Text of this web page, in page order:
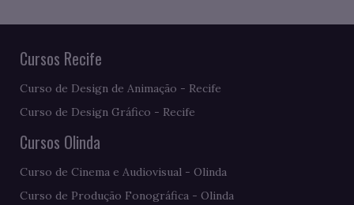
Cursos Recife
Curso de Design de Animação - Recife
Curso de Design Gráfico - Recife
Cursos Olinda
Curso de Cinema e Audiovisual - Olinda
Curso de Produção Fonográfica - Olinda